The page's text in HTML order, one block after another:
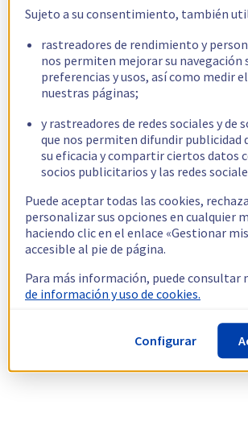
Sujeto a su consentimiento, también
rastreadores de rendimiento y
nos permiten mejorar su navegación
preferencias y usos, así como medir
nuestras páginas;
y rastreadores de redes sociales y de
que nos permiten difundir publicidad
su eficacia y compartir ciertos datos
socios publicitarios y las redes
Puede aceptar todas las cookies,
personalizar sus opciones en cualquier
haciendo clic en el enlace «Gestionar
accesible al pie de página.
Para más información, puede consultar
de información y uso de cookies.
Configurar